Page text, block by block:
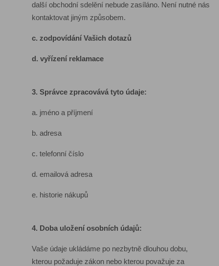
další obchodní sdelění nebude zasíláno. Není nutné nás
kontaktovat jiným způsobem.
c. zodpovídání Vašich dotazů
d. vyřízení reklamace
3. Správce zpracovává tyto údaje:
a. jméno a příjmení
b. adresa
c. telefonní číslo
d. emailová adresa
e. historie nákupů
4. Doba uložení osobních údajů:
Vaše údaje ukládáme po nezbytně dlouhou dobu,
kterou požaduje zákon nebo kterou považuje za